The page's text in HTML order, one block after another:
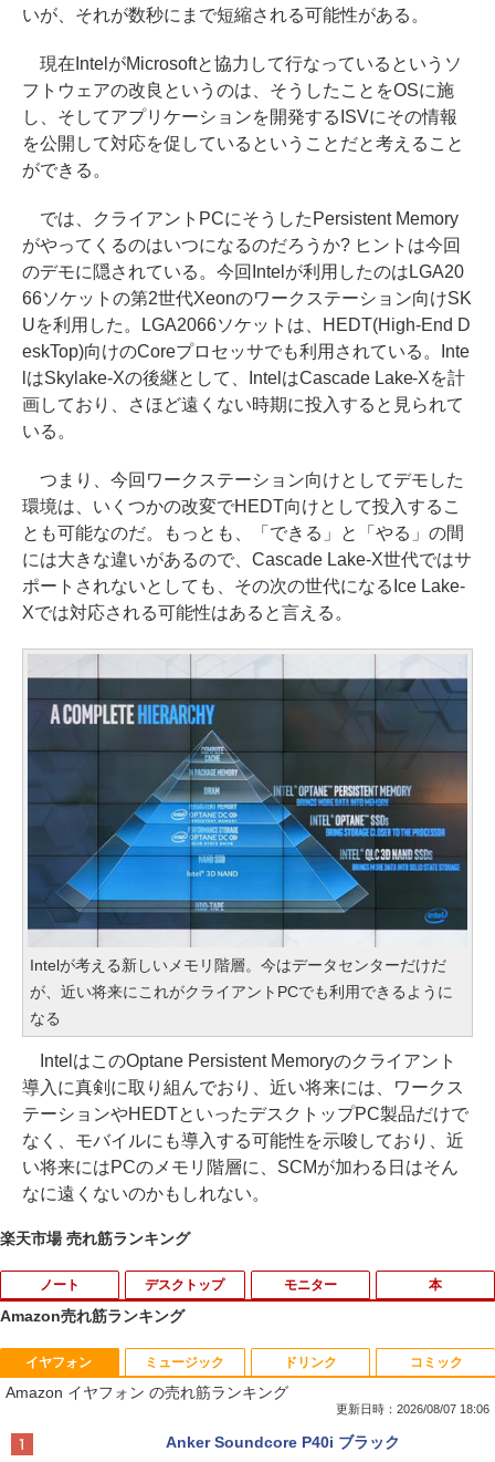
いが、それが数秒にまで短縮される可能性がある。
現在IntelがMicrosoftと協力して行なっているというソ
フトウェアの改良というのは、そうしたことをOSに施
し、そしてアプリケーションを開発するISVにその情報
を公開して対応を促しているということだと考えること
ができる。
では、クライアントPCにそうしたPersistent Memory
がやってくるのはいつになるのだろうか? ヒントは今回
のデモに隠されている。今回Intelが利用したのはLGA20
66ソケットの第2世代Xeonのワークステーション向けSK
Uを利用した。LGA2066ソケットは、HEDT(High-End D
eskTop)向けのCoreプロセッサでも利用されている。Inte
lはSkylake-Xの後継として、IntelはCascade Lake-Xを計
画しており、さほど遠くない時期に投入すると見られて
いる。
つまり、今回ワークステーション向けとしてデモした
環境は、いくつかの改変でHEDT向けとして投入するこ
とも可能なのだ。もっとも、「できる」と「やる」の間
には大きな違いがあるので、Cascade Lake-X世代ではサ
ポートされないとしても、その次の世代になるIce Lake-
Xでは対応される可能性はあると言える。
Intelが考える新しいメモリ階層。今はデータセンターだけだ
が、近い将来にこれがクライアントPCでも利用できるように
なる
IntelはこのOptane Persistent Memoryのクライアント
導入に真剣に取り組んでおり、近い将来には、ワークス
テーションやHEDTといったデスクトップPC製品だけで
なく、モバイルにも導入する可能性を示唆しており、近
い将来にはPCのメモリ階層に、SCMが加わる日はそん
なに遠くないのかもしれない。
楽天市場 売れ筋ランキング
ノート
1
【中古】Panasonic Let's note SV8 CF-
SV8TDLVS【i5-8365U 8G 256G(SSD)
WiFi 12LCD(1920x1200)】【ECセンタ
ー】保証期間1ヶ月【ランクC】
デスクトップ
1
中古パソコン | Dell | OptiPlex 3040 SFF
| Windows11 | デスクトップ | 一年保証 |
第6世代 | Core i5 6500 3.2(～最大3.6)G
Hz | MEM:8GB | HDD:500GB | DVDマル
チ | Win11Pro64Bit
モニター
1
【マラソンセール期間中ポイント5倍】中
古モニター 23.8インチ ワイド ノングレ
ア フルHD PHILIPS 243V7Q ブラック V
GA DVI HDMI スピーカー搭載 動作確認
済み 送料無料 30日保証
本
1
逆転バリバリバース 1 金のバリバコイン
2枚つき特装版 （コロコロコミックス） [
￥1,760
Amazon売れ筋ランキング
イヤフォン
Amazon イヤフォン の売れ筋ランキング
更新日時：2026/08/07 18:06
Anker Soundcore P40i ブラック
ミュージック ドリンク コミック